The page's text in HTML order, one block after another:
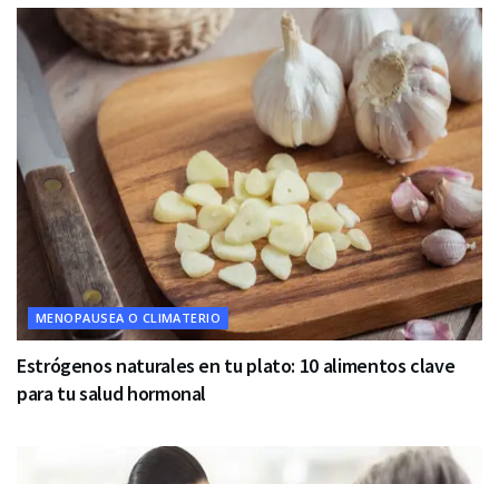
MENOPAUSEA O CLIMATERIO
Estrógenos naturales en tu plato: 10 alimentos clave
para tu salud hormonal